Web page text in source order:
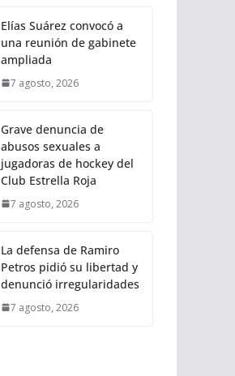
Elías Suárez convocó a
una reunión de gabinete
ampliada
7 agosto, 2026
Grave denuncia de
abusos sexuales a
jugadoras de hockey del
Club Estrella Roja
7 agosto, 2026
La defensa de Ramiro
Petros pidió su libertad y
denunció irregularidades
7 agosto, 2026